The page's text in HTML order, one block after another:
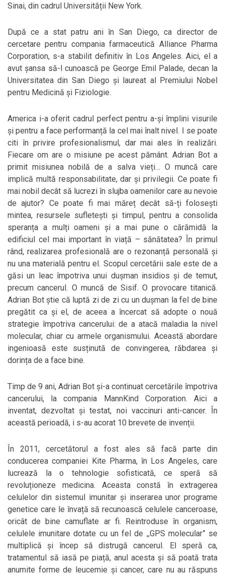
Sinai, din cadrul Universității New York.
După ce a stat patru ani în San Diego, ca director de
cercetare pentru compania farmaceutică Alliance Pharma
Corporation, s-a stabilit definitiv în Los Angeles. Aici, el a
avut șansa să-l cunoască pe George Emil Palade, decan la
Universitatea din San Diego și laureat al Premiului Nobel
pentru Medicină și Fiziologie.
America i-a oferit cadrul perfect pentru a-și împlini visurile
și pentru a face performanță la cel mai înalt nivel. I se poate
citi în privire profesionalismul, dar mai ales în realizări.
Fiecare om are o misiune pe acest pământ. Adrian Bot a
primit misiunea nobilă de a salva vieți… O muncă care
implică multă responsabilitate, dar și privilegii. Ce poate fi
mai nobil decât să lucrezi în slujba oamenilor care au nevoie
de ajutor? Ce poate fi mai măreț decât să-ți folosești
mintea, resursele sufletești și timpul, pentru a consolida
speranța a mulți oameni și a mai pune o cărămidă la
edificiul cel mai important în viață – sănătatea? În primul
rând, realizarea profesională are o rezonanță personală și
nu una materială pentru el. Scopul cercetării sale este de a
găsi un leac împotriva unui dușman insidios și de temut,
precum cancerul. O muncă de Sisif. O provocare titanică.
Adrian Bot știe că luptă zi de zi cu un dușman la fel de bine
pregătit ca și el, de aceea a încercat să adopte o nouă
strategie împotriva cancerului: de a atacă maladia la nivel
molecular, chiar cu armele organismului. Această abordare
ingenioasă este susținută de convingerea, răbdarea și
dorința de a face bine.
Timp de 9 ani, Adrian Bot și-a continuat cercetările împotriva
cancerului, la compania MannKind Corporation. Aici a
inventat, dezvoltat și testat, noi vaccinuri anti-cancer. În
această perioadă, i s-au acorat 10 brevete de invenții.
În 2011, cercetătorul a fost ales să facă parte din
conducerea companiei Kite Pharma, în Los Angeles, care
lucrează la o tehnologie sofisticată, ce speră să
revoluționeze medicina. Aceasta constă în extragerea
celulelor din sistemul imunitar și inserarea unor programe
genetice care le învață să recunoască celulele canceroase,
oricât de bine camuflate ar fi. Reintroduse în organism,
celulele imunitare dotate cu un fel de ,,GPS molecular” se
multiplică şi încep să distrugă cancerul. El speră ca,
tratamentul să iasă pe piață, anul acesta și să poată trata
anumite forme de leucemie și cancer, care nu au răspuns